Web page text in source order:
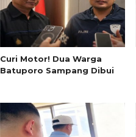
Curi Motor! Dua Warga
Batuporo Sampang Dibui